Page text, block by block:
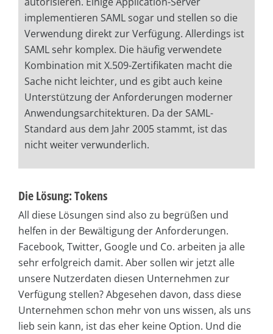
implementieren SAML sogar und stellen so die
Verwendung direkt zur Verfügung. Allerdings ist
SAML sehr komplex. Die häufig verwendete
Kombination mit X.509-Zertifikaten macht die
Sache nicht leichter, und es gibt auch keine
Unterstützung der Anforderungen moderner
Anwendungsarchitekturen. Da der SAML-
Standard aus dem Jahr 2005 stammt, ist das
nicht weiter verwunderlich.
Die Lösung: Tokens
All diese Lösungen sind also zu begrüßen und
helfen in der Bewältigung der Anforderungen.
Facebook, Twitter, Google und Co. arbeiten ja alle
sehr erfolgreich damit. Aber sollen wir jetzt alle
unsere Nutzerdaten diesen Unternehmen zur
Verfügung stellen? Abgesehen davon, dass diese
Unternehmen schon mehr von uns wissen, als uns
lieb sein kann, ist das eher keine Option. Und die